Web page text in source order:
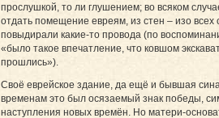
прослушкой, то ли глушением; во всяком
отдать помещение евреям, из стен – изо всех
повыдирали какие-то провода (по
«было такое впечатление, что ковшом
прошлись»).
Своё еврейское здание, да ещё и бывшая
временам это был осязаемый знак победы,
наступления новых времён. Но матери-